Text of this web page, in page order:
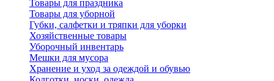
Товары для праздника
Товары для уборной
Губки, салфетки и тряпки для уборки
Хозяйственные товары
Уборочный инвентарь
Мешки для мусора
Хранение и уход за одеждой и обувью